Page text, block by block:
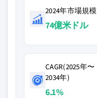
2024年市場規模
74億米ドル
CAGR(2025年〜
2034年)
6.1%